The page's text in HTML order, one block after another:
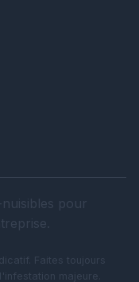
pour
Faites toujours
majeure.